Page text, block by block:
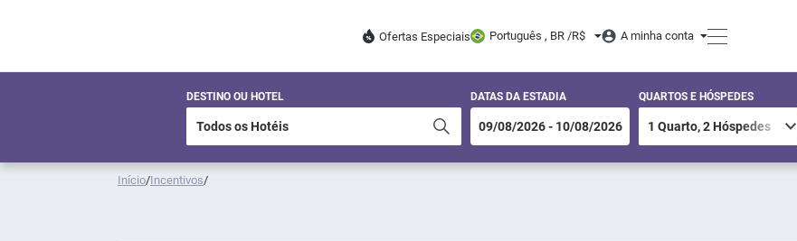
Ofertas Especiais Português , BR /R$ A minha conta
DESTINO OU HOTEL DATAS DA ESTADIA QUARTOS E HÓSPEDES
Início/Incentivos/